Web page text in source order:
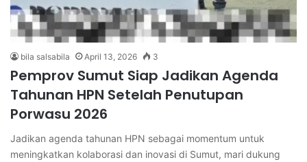
bila salsabila April 13, 2026 3
Pemprov Sumut Siap Jadikan Agenda
Tahunan HPN Setelah Penutupan
Porwasu 2026
Jadikan agenda tahunan HPN sebagai momentum untuk
meningkatkan kolaborasi dan inovasi di Sumut, mari dukung